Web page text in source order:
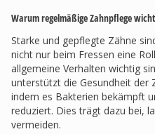
Warum regelmäßige Zahnpflege
Starke und gepflegte Zähne
nicht nur beim Fressen eine
allgemeine Verhalten wichtig
unterstützt die Gesundheit der
indem es Bakterien bekämpft
reduziert. Dies trägt dazu bei,
vermeiden.